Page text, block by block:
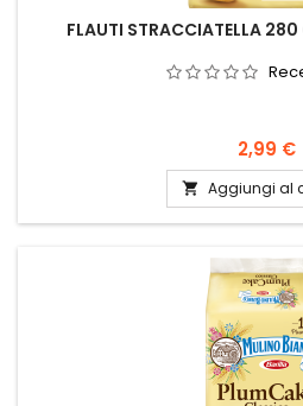
FLAUTI STRACCIATELLA
Prezzo
2,99 €
 Aggiungi al